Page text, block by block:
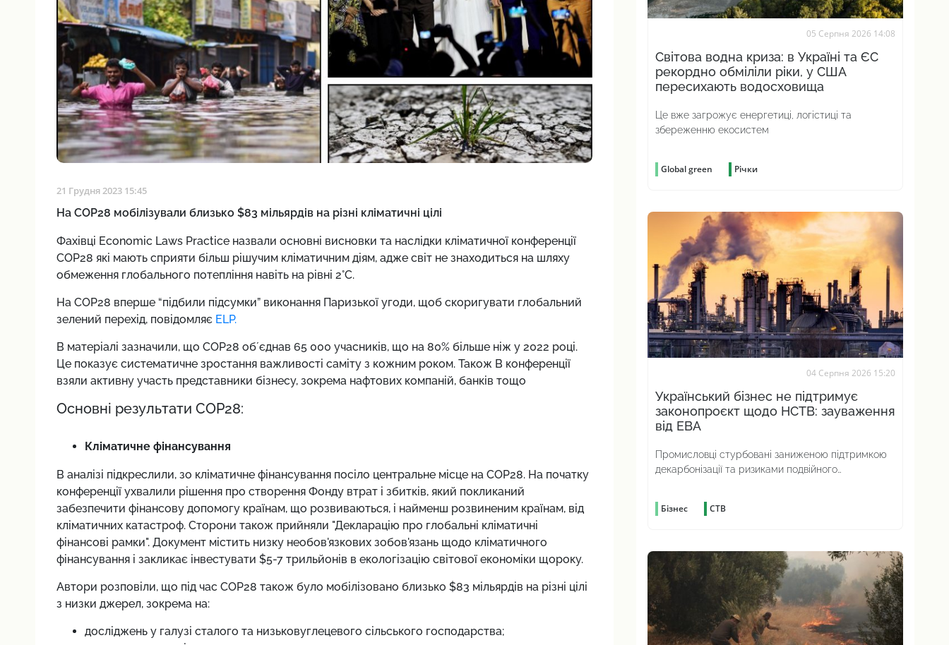
21 Грудня 2023 15:45
На COP28 мобілізували близько $83 мільярдів на різні кліматичні цілі
Фахівці Economic Laws Practice назвали основні висновки та наслідки кліматичної конференції
COP28 які мають сприяти більш рішучим кліматичним діям, адже світ не знаходиться на шляху
обмеження глобального потепління навіть на рівні 2°C.
На COP28 вперше “підбили підсумки” виконання Паризької угоди, щоб скоригувати глобальний
зелений перехід, повідомляє ELP.
В матеріалі зазначили, що COP28 обʼєднав 65 000 учасників, що на 80% більше ніж у 2022 році.
Це показує систематичне зростання важливості саміту з кожним роком. Також В конференції
взяли активну участь представники бізнесу, зокрема нафтових компаній, банків тощо
Основні результати COP28:
Кліматичне фінансування
В аналізі підкреслили, зо кліматичне фінансування посіло центральне місце на COP28. На початку
конференції ухвалили рішення про створення Фонду втрат і збитків, який покликаний
забезпечити фінансову допомогу країнам, що розвиваються, і найменш розвиненим країнам, від
кліматичних катастроф. Сторони також прийняли "Декларацію про глобальні кліматичні
фінансові рамки". Документ містить низку необов'язкових зобов'язань щодо кліматичного
фінансування і закликає інвестувати $5-7 трильйонів в екологізацію світової економіки щороку.
Автори розповіли, що під час COP28 також було мобілізовано близько $83 мільярдів на різні цілі
з низки джерел, зокрема на:
досліджень у галузі сталого та низьковуглецевого сільського господарства;
05 Серпня 2026 14:08
Світова водна криза: в Україні та ЄС
рекордно обміліли ріки, у США
пересихають водосховища
Це вже загрожує енергетиці, логістиці та
збереженню екосистем
Global green Річки
04 Серпня 2026 15:20
Український бізнес не підтримує
законопроєкт щодо НСТВ: зауваження
від ЕВА
Промисловці стурбовані заниженою підтримкою
декарбонізації та ризиками подвійного
Бізнес СТВ